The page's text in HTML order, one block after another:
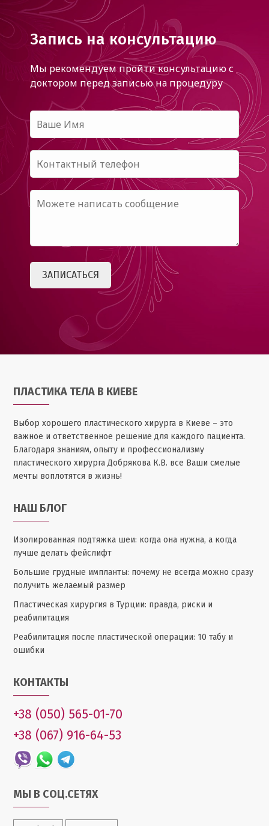
Запись на консультацию
Мы рекомендуем пройти консультацию с
доктором перед записью на процедуру
ПЛАСТИКА ТЕЛА В КИЕВЕ
Выбор хорошего пластического хирурга в Киеве – это
важное и ответственное решение для каждого пациента.
Благодаря знаниям, опыту и профессионализму
пластического хирурга Добрякова К.В. все Ваши смелые
мечты воплотятся в жизнь!
НАШ БЛОГ
Изолированная подтяжка шеи: когда она нужна, а когда
лучше делать фейслифт
Большие грудные импланты: почему не всегда можно сразу
получить желаемый размер
Пластическая хирургия в Турции: правда, риски и
реабилитация
Реабилитация после пластической операции: 10 табу и
ошибки
КОНТАКТЫ
+38 (050) 565-01-70
+38 (067) 916-64-53
МЫ В СОЦ.СЕТЯХ